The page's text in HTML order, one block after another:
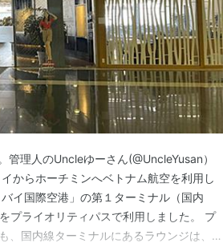
理人のUncleゆーさん(@UncleYusan）
からホーチミンへベトナム航空を利用し
イ国際空港」の第１ターミナル（国内
プライオリティパスで利用しました。 プ
、国内線ターミナルにあるラウンジは、飲